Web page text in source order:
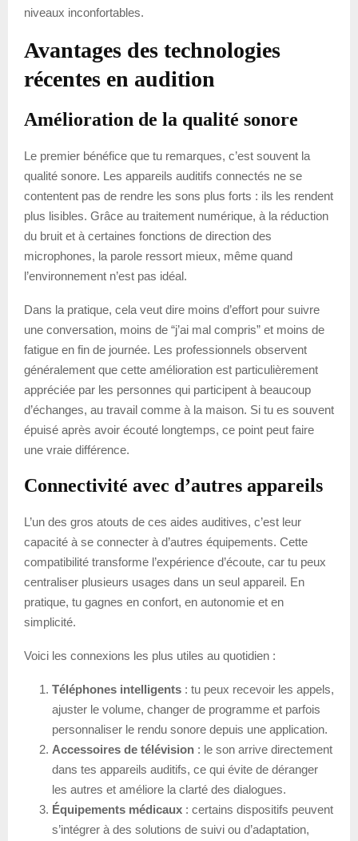
niveaux inconfortables.
Avantages des technologies
récentes en audition
Amélioration de la qualité sonore
Le premier bénéfice que tu remarques, c’est souvent la
qualité sonore. Les appareils auditifs connectés ne se
contentent pas de rendre les sons plus forts : ils les rendent
plus lisibles. Grâce au traitement numérique, à la réduction
du bruit et à certaines fonctions de direction des
microphones, la parole ressort mieux, même quand
l’environnement n’est pas idéal.
Dans la pratique, cela veut dire moins d’effort pour suivre
une conversation, moins de “j’ai mal compris” et moins de
fatigue en fin de journée. Les professionnels observent
généralement que cette amélioration est particulièrement
appréciée par les personnes qui participent à beaucoup
d’échanges, au travail comme à la maison. Si tu es souvent
épuisé après avoir écouté longtemps, ce point peut faire
une vraie différence.
Connectivité avec d’autres appareils
L’un des gros atouts de ces aides auditives, c’est leur
capacité à se connecter à d’autres équipements. Cette
compatibilité transforme l’expérience d’écoute, car tu peux
centraliser plusieurs usages dans un seul appareil. En
pratique, tu gagnes en confort, en autonomie et en
simplicité.
Voici les connexions les plus utiles au quotidien :
Téléphones intelligents : tu peux recevoir les appels,
ajuster le volume, changer de programme et parfois
personnaliser le rendu sonore depuis une application.
Accessoires de télévision : le son arrive directement
dans tes appareils auditifs, ce qui évite de déranger
les autres et améliore la clarté des dialogues.
Équipements médicaux : certains dispositifs peuvent
s’intégrer à des solutions de suivi ou d’adaptation,